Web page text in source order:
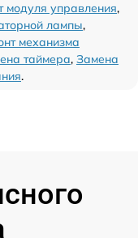
модуля управления,
лампы,
механизма
таймера, Замена
.